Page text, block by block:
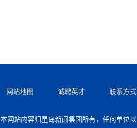
网站地图 诚聘英才 联系方式
本网站内容归星岛新闻集团所有，任何单位